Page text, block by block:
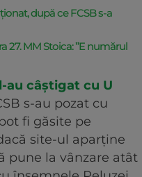
după ce FCSB s-a
27. MM Stoica: ”E numărul
au câștigat cu U
s-au pozat cu
fi găsite pe
site-ul aparține
pune la vânzare atât